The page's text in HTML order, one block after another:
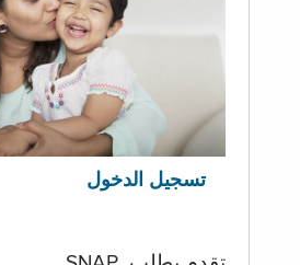
تسجيل الدخول